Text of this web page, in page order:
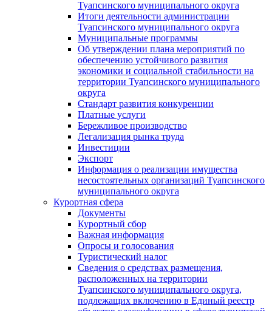
Туапсинского муниципального округа
Итоги деятельности администрации
Туапсинского муниципального округа
Муниципальные программы
Об утверждении плана мероприятий по
обеспечению устойчивого развития
экономики и социальной стабильности на
территории Туапсинского муниципального
округа
Стандарт развития конкуренции
Платные услуги
Бережливое производство
Легализация рынка труда
Инвестиции
Экспорт
Информация о реализации имущества
несостоятельных организаций Туапсинского
муниципального округа
Курортная сфера
Документы
Курортный сбор
Важная информация
Опросы и голосования
Туристический налог
Сведения о средствах размещения,
расположенных на территории
Туапсинского муниципального округа,
подлежащих включению в Единый реестр